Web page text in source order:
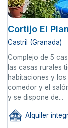
Cortijo El
Castril (Granada)
Complejo de 5
las casas rurales
habitaciones y
comedor y el
y se dispone de...
Alquiler